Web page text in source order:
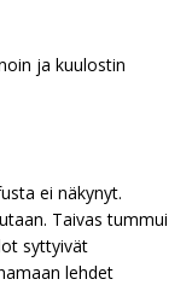
ja kuulostin
ei näkynyt.
Taivas tummui
syttyivät
lehdet